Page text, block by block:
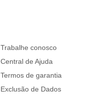
Trabalhe conosco
Central de Ajuda
Termos de garantia
Exclusão de Dados